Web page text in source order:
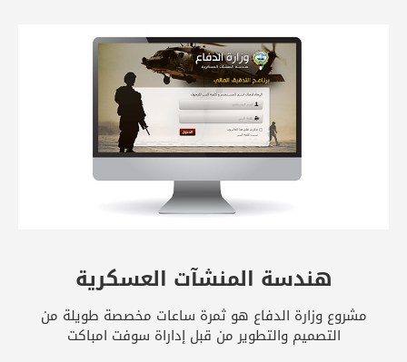
هندسة المنشآت العسكرية
مشروع وزارة الدفاع هو ثمرة ساعات مخصصة طويلة من
التصميم والتطوير من قبل إداراة سوفت امباكت